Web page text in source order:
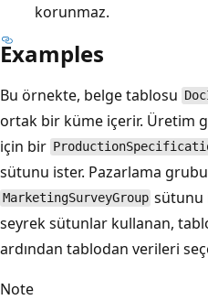
korunmaz.
Examples
Bu örnekte, belge tablosu
ortak bir küme içerir. Üretim
için bir
sütunu ister. Pazarlama
MarketingSurveyGroup sütunu
seyrek sütunlar kullanan,
ardından tablodan verileri
Note